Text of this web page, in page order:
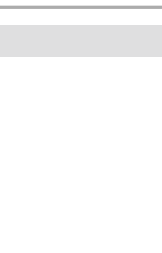
安全生产